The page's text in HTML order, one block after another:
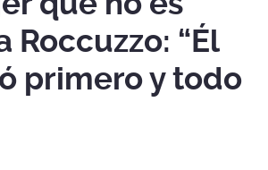
Roccuzzo: “Él
primero y todo